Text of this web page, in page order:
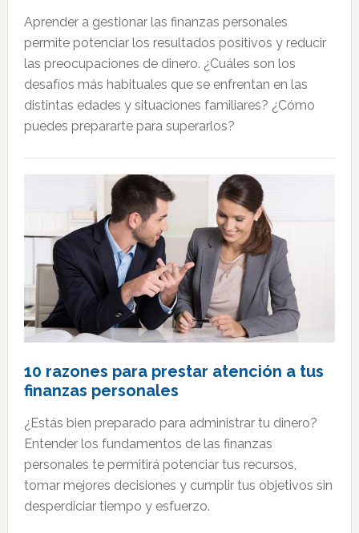
Aprender a gestionar las finanzas personales
permite potenciar los resultados positivos y reducir
las preocupaciones de dinero. ¿Cuáles son los
desafíos más habituales que se enfrentan en las
distintas edades y situaciones familiares? ¿Cómo
puedes prepararte para superarlos?
10 razones para prestar atención a tus
finanzas personales
¿Estás bien preparado para administrar tu dinero?
Entender los fundamentos de las finanzas
personales te permitirá potenciar tus recursos,
tomar mejores decisiones y cumplir tus objetivos sin
desperdiciar tiempo y esfuerzo.